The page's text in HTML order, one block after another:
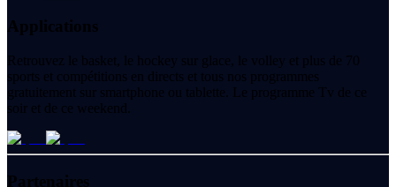
Applications
Retrouvez le basket, le hockey sur glace, le volley et plus de 70
sports et compétitions en directs et tous nos programmes
gratuitement sur smartphone ou tablette. Le programme Tv de ce
soir et de ce weekend.
Partenaires